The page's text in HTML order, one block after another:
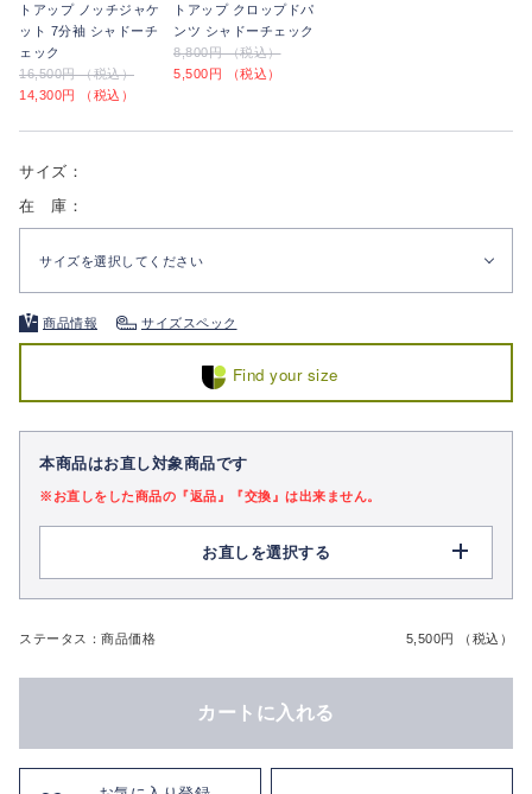
トアップ ノッチジャケ
ット 7分袖 シャドーチ
ェック
16,500円 （税込）
14,300円 （税込）
トアップ クロップドパ
ンツ シャドーチェック
8,800円 （税込）
5,500円 （税込）
サイズ：
在 庫：
サイズを選択してください
商品情報 サイズスペック
Find your size
本商品はお直し対象商品です
※お直しをした商品の『返品』『交換』は出来ません。
お直しを選択する
ステータス：商品価格 5,500円 （税込）
カートに入れる